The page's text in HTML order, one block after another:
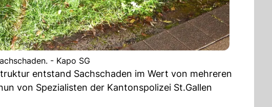
- Kapo SG
entstand Sachschaden im Wert von mehreren
von Spezialisten der Kantonspolizei St.Gallen